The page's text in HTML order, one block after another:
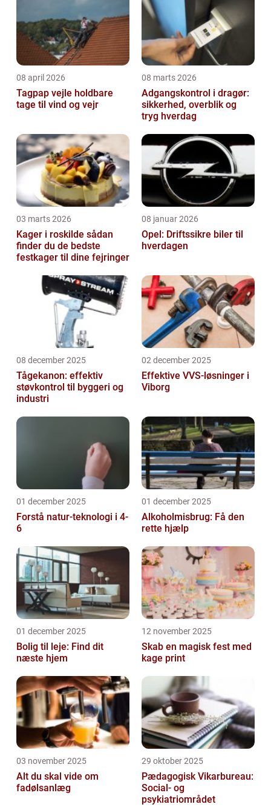
08 april 2026
Tagpap vejle holdbare
tage til vind og vejr
08 marts 2026
Adgangskontrol i dragør:
sikkerhed, overblik og
tryg hverdag
03 marts 2026
Kager i roskilde sådan
finder du de bedste
festkager til dine fejringer
08 januar 2026
Opel: Driftssikre biler til
hverdagen
08 december 2025
Tågekanon: effektiv
støvkontrol til byggeri og
industri
02 december 2025
Effektive VVS-løsninger i
Viborg
01 december 2025
Forstå natur-teknologi i 4-
6
01 december 2025
Alkoholmisbrug: Få den
rette hjælp
01 december 2025
Bolig til leje: Find dit
næste hjem
12 november 2025
Skab en magisk fest med
kage print
03 november 2025
Alt du skal vide om
fadølsanlæg
29 oktober 2025
Pædagogisk Vikarbureau:
Social- og
psykiatriområdet